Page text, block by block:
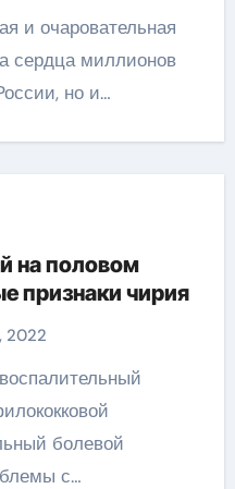
сердца миллионов
но и…
на половом
признаки чирия
2022
болевой
с…